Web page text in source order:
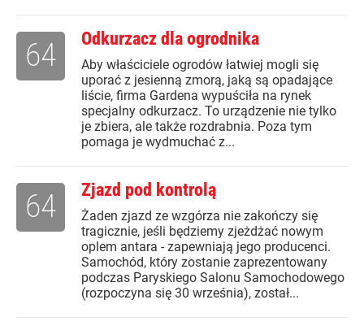
Odkurzacz dla ogrodnika
Aby właściciele ogrodów łatwiej mogli się
uporać z jesienną zmorą, jaką są opadające
liście, firma Gardena wypuściła na rynek
specjalny odkurzacz. To urządzenie nie tylko
je zbiera, ale także rozdrabnia. Poza tym
pomaga je wydmuchać z...
64
Zjazd pod kontrolą
Żaden zjazd ze wzgórza nie zakończy się
tragicznie, jeśli będziemy zjeżdżać nowym
oplem antara - zapewniają jego producenci.
Samochód, który zostanie zaprezentowany
podczas Paryskiego Salonu Samochodowego
(rozpoczyna się 30 września), został...
64